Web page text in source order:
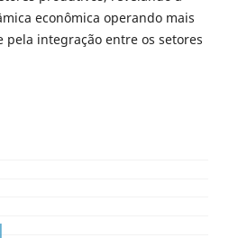
econômica operando mais
pela integração entre os setores